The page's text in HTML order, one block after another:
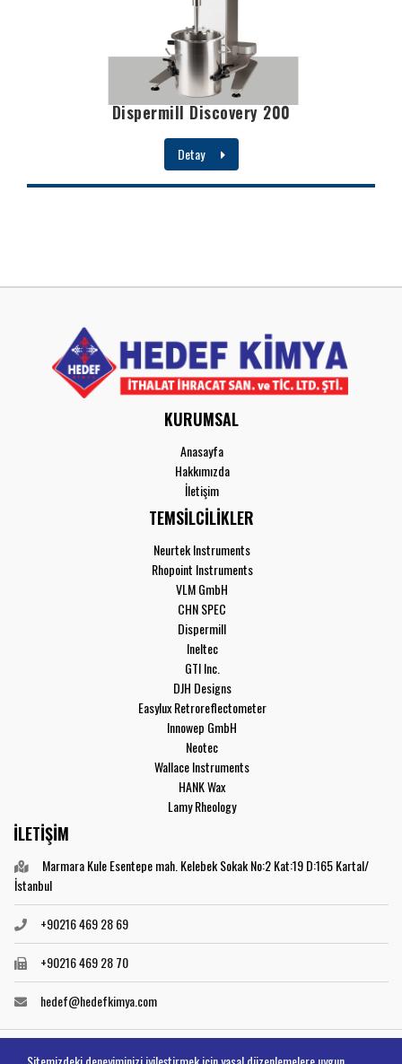
Dispermill Discovery 200
Detay
KURUMSAL
Anasayfa
Hakkımızda
İletişim
TEMSİLCİLİKLER
Neurtek Instruments
Rhopoint Instruments
VLM GmbH
CHN SPEC
Dispermill
Ineltec
GTI Inc.
DJH Designs
Easylux Retroreflectometer
Innowep GmbH
Neotec
Wallace Instruments
HANK Wax
Lamy Rheology
İLETİŞİM
Marmara Kule Esentepe mah. Kelebek Sokak No:2 Kat:19 D:165 Kartal/
İstanbul
+90216 469 28 69
+90216 469 28 70
hedef@hedefkimya.com